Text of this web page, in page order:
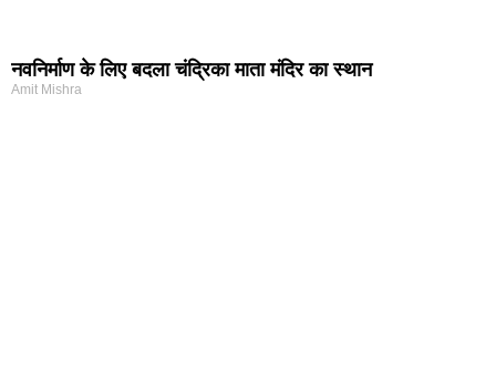
नवनिर्माण के लिए बदला चंद्रिका माता मंदिर का स्थान
Amit Mishra